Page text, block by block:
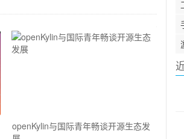
openKylin与国际青年畅谈开源生态发